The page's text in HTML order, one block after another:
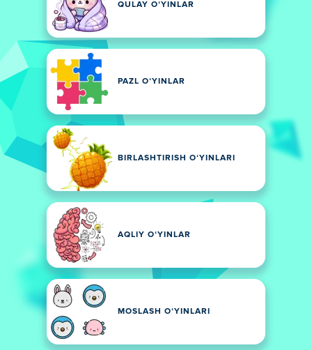
QULAY OʻYINLAR
PAZL OʻYINLAR
BIRLASHTIRISH OʻYINLARI
AQLIY OʻYINLAR
MOSLASH OʻYINLARI